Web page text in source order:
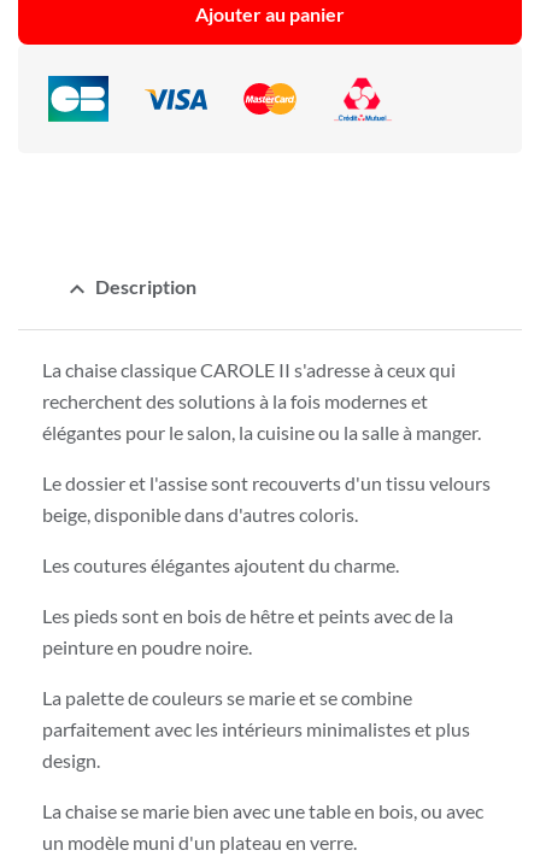
Ajouter au panier
expand_less Description
La chaise classique CAROLE II s'adresse à ceux qui
recherchent des solutions à la fois modernes et
élégantes pour le salon, la cuisine ou la salle à manger.
Le dossier et l'assise sont recouverts d'un tissu velours
beige, disponible dans d'autres coloris.
Les coutures élégantes ajoutent du charme.
Les pieds sont en bois de hêtre et peints avec de la
peinture en poudre noire.
La palette de couleurs se marie et se combine
parfaitement avec les intérieurs minimalistes et plus
design.
La chaise se marie bien avec une table en bois, ou avec
un modèle muni d'un plateau en verre.